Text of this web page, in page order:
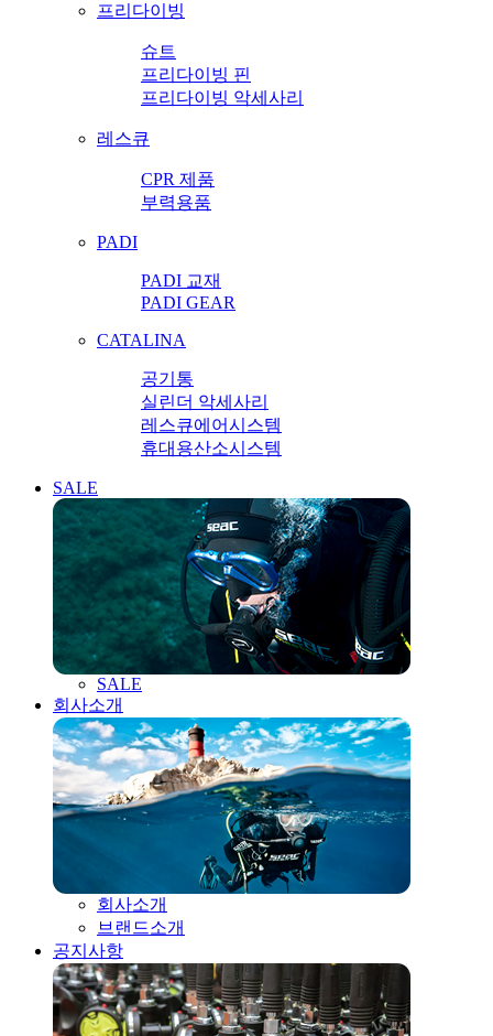
프리다이빙
슈트
프리다이빙 핀
프리다이빙 악세사리
레스큐
CPR 제품
부력용품
PADI
PADI 교재
PADI GEAR
CATALINA
공기통
실린더 악세사리
레스큐에어시스템
휴대용산소시스템
SALE
SALE
회사소개
회사소개
브랜드소개
공지사항